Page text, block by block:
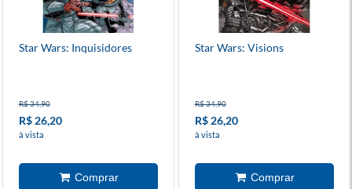
Star Wars: Inquisidores
R$ 34,90
R$ 26,20
à vista
Star Wars: Visions
R$ 34,90
R$ 26,20
à vista